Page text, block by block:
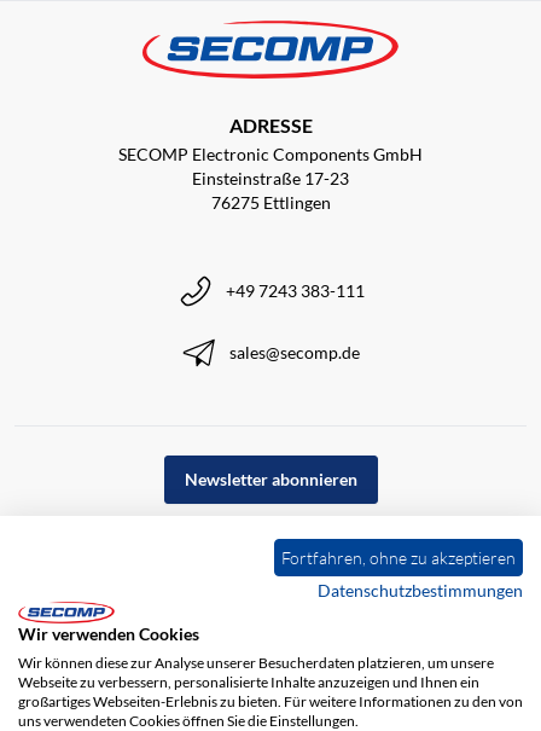
ADRESSE
SECOMP Electronic Components GmbH
Einsteinstraße 17-23
76275 Ettlingen
+49 7243 383-111
sales@secomp.de
Newsletter abonnieren
Fortfahren, ohne zu akzeptieren
Datenschutzbestimmungen
Wir verwenden Cookies
Wir können diese zur Analyse unserer Besucherdaten platzieren, um unsere
Webseite zu verbessern, personalisierte Inhalte anzuzeigen und Ihnen ein
großartiges Webseiten-Erlebnis zu bieten. Für weitere Informationen zu den von
uns verwendeten Cookies öffnen Sie die Einstellungen.